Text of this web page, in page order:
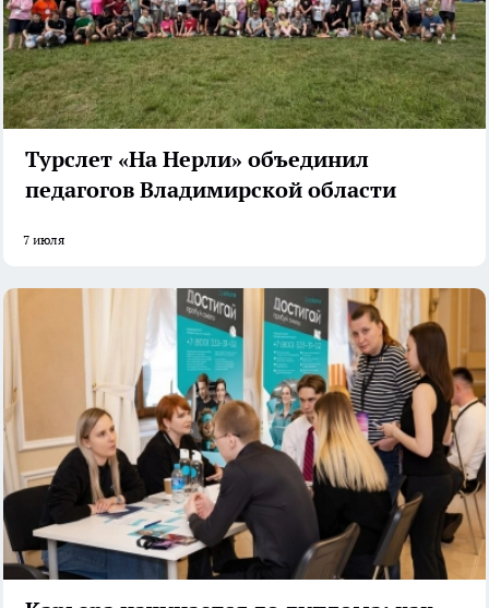
Турслет «На Нерли» объединил
педагогов Владимирской области
7 июля